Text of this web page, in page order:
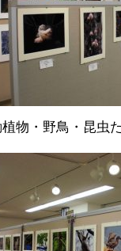
物・野鳥・昆虫